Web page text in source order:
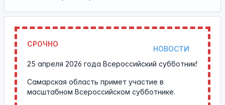
СРОЧНО
НОВОСТИ
25 апреля 2026 года Всероссийский субботник!
Самарская область примет участие в
масштабном Всероссийском субботнике.